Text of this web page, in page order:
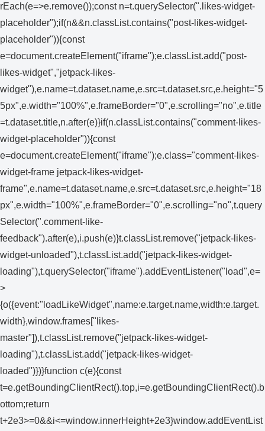
rEach(e=>e.remove());const n=t.querySelector(".likes-widget-
placeholder");if(n&&n.classList.contains("post-likes-widget-
placeholder")){const
e=document.createElement("iframe");e.classList.add("post-
likes-widget","jetpack-likes-
widget"),e.name=t.dataset.name,e.src=t.dataset.src,e.height="5
5px",e.width="100%",e.frameBorder="0",e.scrolling="no",e.title
=t.dataset.title,n.after(e)}if(n.classList.contains("comment-likes-
widget-placeholder")){const
e=document.createElement("iframe");e.class="comment-likes-
widget-frame jetpack-likes-widget-
frame",e.name=t.dataset.name,e.src=t.dataset.src,e.height="18
px",e.width="100%",e.frameBorder="0",e.scrolling="no",t.query
Selector(".comment-like-
feedback").after(e),i.push(e)}t.classList.remove("jetpack-likes-
widget-unloaded"),t.classList.add("jetpack-likes-widget-
loading"),t.querySelector("iframe").addEventListener("load",e=
>
{o({event:"loadLikeWidget",name:e.target.name,width:e.target.
width},window.frames["likes-
master"]),t.classList.remove("jetpack-likes-widget-
loading"),t.classList.add("jetpack-likes-widget-
loaded")})}function c(e){const
t=e.getBoundingClientRect().top,i=e.getBoundingClientRect().b
ottom;return
t+2e3>=0&&i<=window.innerHeight+2e3}window.addEventList